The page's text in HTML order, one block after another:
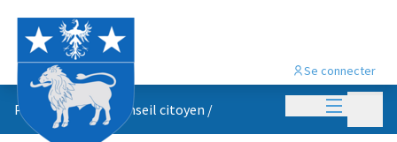
Menu
Se connecter
Propositions du conseil citoyen /